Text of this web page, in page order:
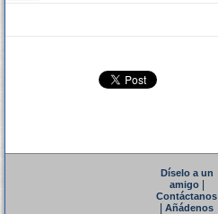
Díselo a un
amigo|
Contáctanos
Añádenos